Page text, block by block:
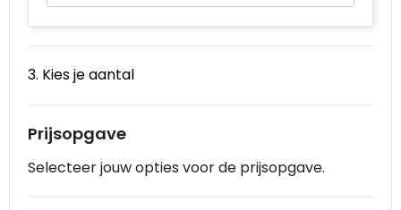
3. Kies je aantal
Prijsopgave
Selecteer jouw opties voor de prijsopgave.